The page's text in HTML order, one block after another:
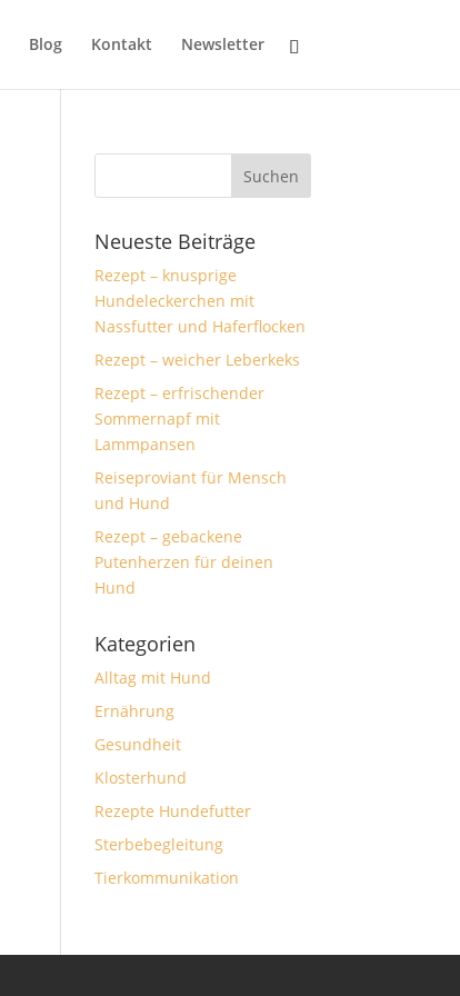
Blog Kontakt Newsletter
Neueste Beiträge
Rezept – knusprige
Hundeleckerchen mit
Nassfutter und Haferflocken
Rezept – weicher Leberkeks
Rezept – erfrischender
Sommernapf mit
Lammpansen
Reiseproviant für Mensch
und Hund
Rezept – gebackene
Putenherzen für deinen
Hund
Kategorien
Alltag mit Hund
Ernährung
Gesundheit
Klosterhund
Rezepte Hundefutter
Sterbebegleitung
Tierkommunikation